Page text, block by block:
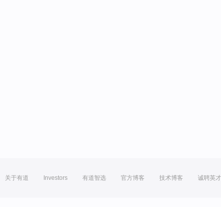
关于有道 Investors 有道智选 官方博客 技术博客 诚聘英才